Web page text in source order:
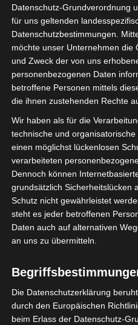
Sie befinden sich hier:
Municipal 17 Décembre
Stade
Décembre
Stadt Sidi
Teams
Kapazität 3.000
Website
17-
Datenschutz-Grundverordnung
für uns geltenden
Datenschutzbestimmungen.
möchte unser Unternehmen die
und Zweck der von uns
personenbezogenen Daten
betroffene Personen mittels
die ihnen zustehenden Rechte
Wir haben als für die
technische und
einen möglichst lückenlosen
verarbeiteten
Dennoch können
grundsätzlich Sicherheitslücken
Schutz nicht gewährleistet
steht es jeder betroffenen
Daten auch auf alternativen
an uns zu übermitteln.
Die Datenschutzerklärung
durch den Europäischen
beim Erlass der Datenschutz-